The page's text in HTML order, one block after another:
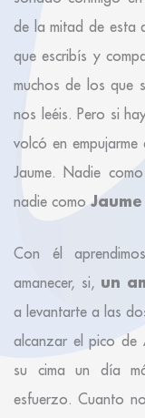
de la mitad de esta
que escribís y
muchos de los que
nos leéis. Pero si
volcó en
Jaume. Nadie
nadie como
Con él
amanecer, si, un
a levantarte a las
alcanzar el pico de
su cima un día
esfuerzo. Cuanto